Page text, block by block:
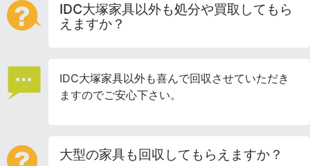
IDC大塚家具以外も処分や買取してもら
えますか？
IDC大塚家具以外も喜んで回収させていただき
ますのでご安心下さい。
大型の家具も回収してもらえますか？